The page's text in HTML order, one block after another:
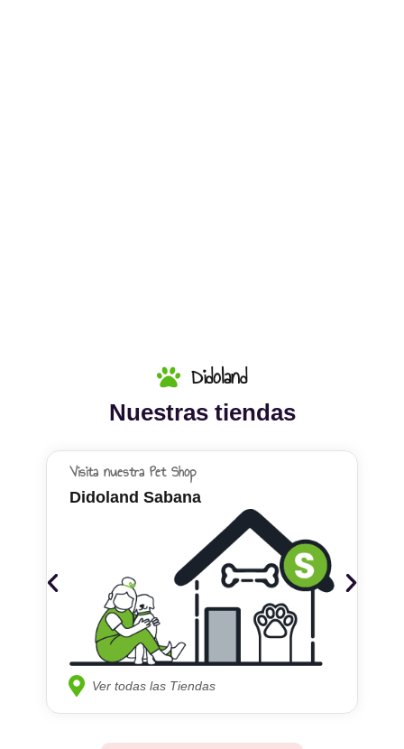
Didoland
Nuestras tiendas
Visita nuestra Pet Shop
Didoland Sabana
Ver todas las Tiendas